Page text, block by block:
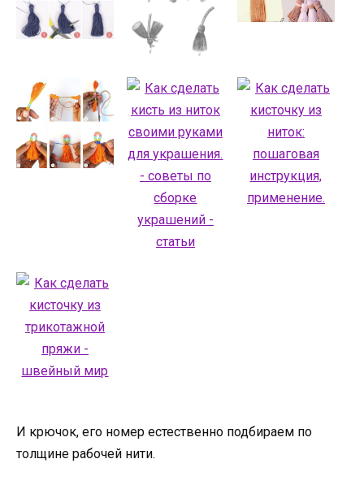
И крючок, его номер естественно подбираем по
толщине рабочей нити.